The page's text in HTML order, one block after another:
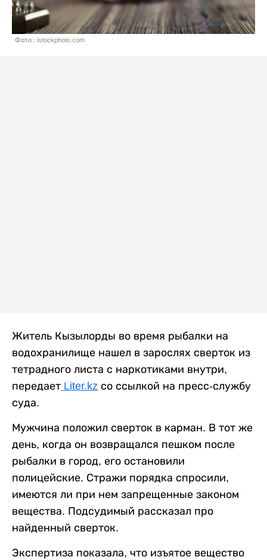
Фото:: istockphoto.com
Житель Кызылорды во время рыбалки на
водохранилище нашел в зарослях сверток из
тетрадного листа с наркотиками внутри,
передает Liter.kz со ссылкой на пресс-службу
суда.
Мужчина положил сверток в карман. В тот же
день, когда он возвращался пешком после
рыбалки в город, его остановили
полицейские. Стражи порядка спросили,
имеются ли при нем запрещенные законом
вещества. Подсудимый рассказал про
найденный сверток.
Экспертиза показала, что изъятое вещество